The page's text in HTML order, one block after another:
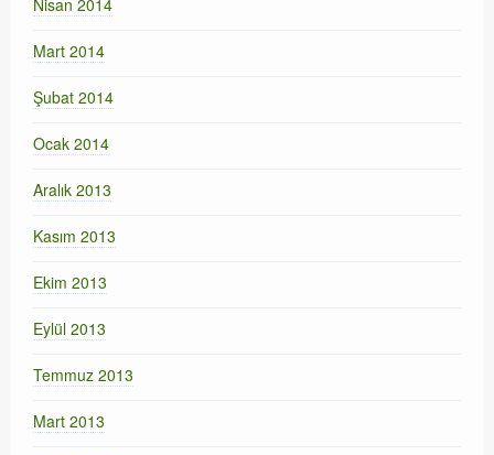
Nisan 2014
Mart 2014
Şubat 2014
Ocak 2014
Aralık 2013
Kasım 2013
Ekim 2013
Eylül 2013
Temmuz 2013
Mart 2013